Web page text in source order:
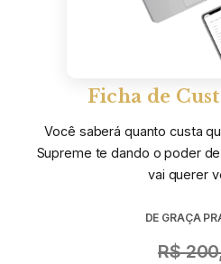
Ficha de
Você saberá quanto custa
Supreme te dando o poder
vai querer
DE GRAÇA
R$